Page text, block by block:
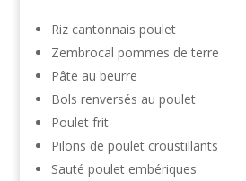
Riz cantonnais poulet
Zembrocal pommes de terre
Pâte au beurre
Bols renversés au poulet
Poulet frit
Pilons de poulet croustillants
Sauté poulet embériques